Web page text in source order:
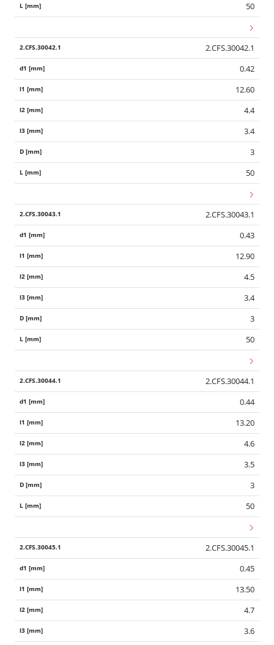
50
2.CFS.30042.1
0.42
12.60
4.4
3.4
3
50
2.CFS.30043.1
0.43
12.90
4.5
3.4
3
50
2.CFS.30044.1
0.44
13.20
4.6
3.5
3
50
2.CFS.30045.1
0.45
13.50
4.7
3.6